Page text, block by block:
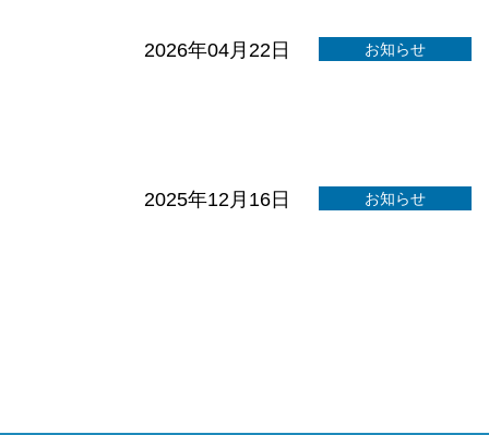
2026年04月22日 お知らせ
2025年12月16日 お知らせ